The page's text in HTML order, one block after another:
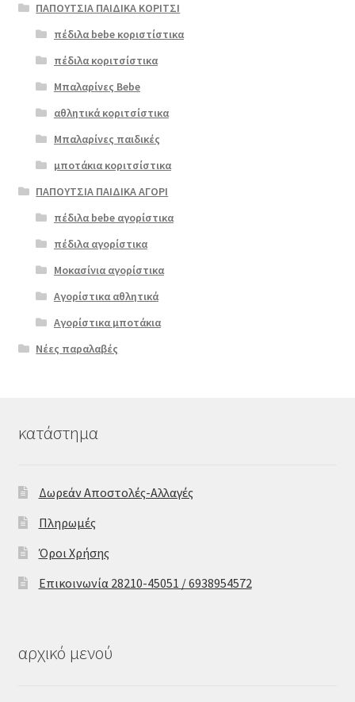
ΠΑΠΟΥΤΣΙΑ ΠΑΙΔΙΚΑ ΚΟΡΙΤΣΙ
πέδιλα bebe κοριστίστικα
πέδιλα κοριτσίστικα
Μπαλαρίνες Bebe
αθλητικά κοριτσίστικα
Μπαλαρίνες παιδικές
μποτάκια κοριτσίστικα
ΠΑΠΟΥΤΣΙΑ ΠΑΙΔΙΚΑ ΑΓΟΡΙ
πέδιλα bebe αγορίστικα
πέδιλα αγορίστικα
Μοκασίνια αγορίστικα
Αγορίστικα αθλητικά
Αγορίστικα μποτάκια
Νέες παραλαβές
κατάστημα
Δωρεάν Αποστολές-Αλλαγές
Πληρωμές
Όροι Χρήσης
Επικοινωνία 28210-45051 / 6938954572
αρχικό μενού